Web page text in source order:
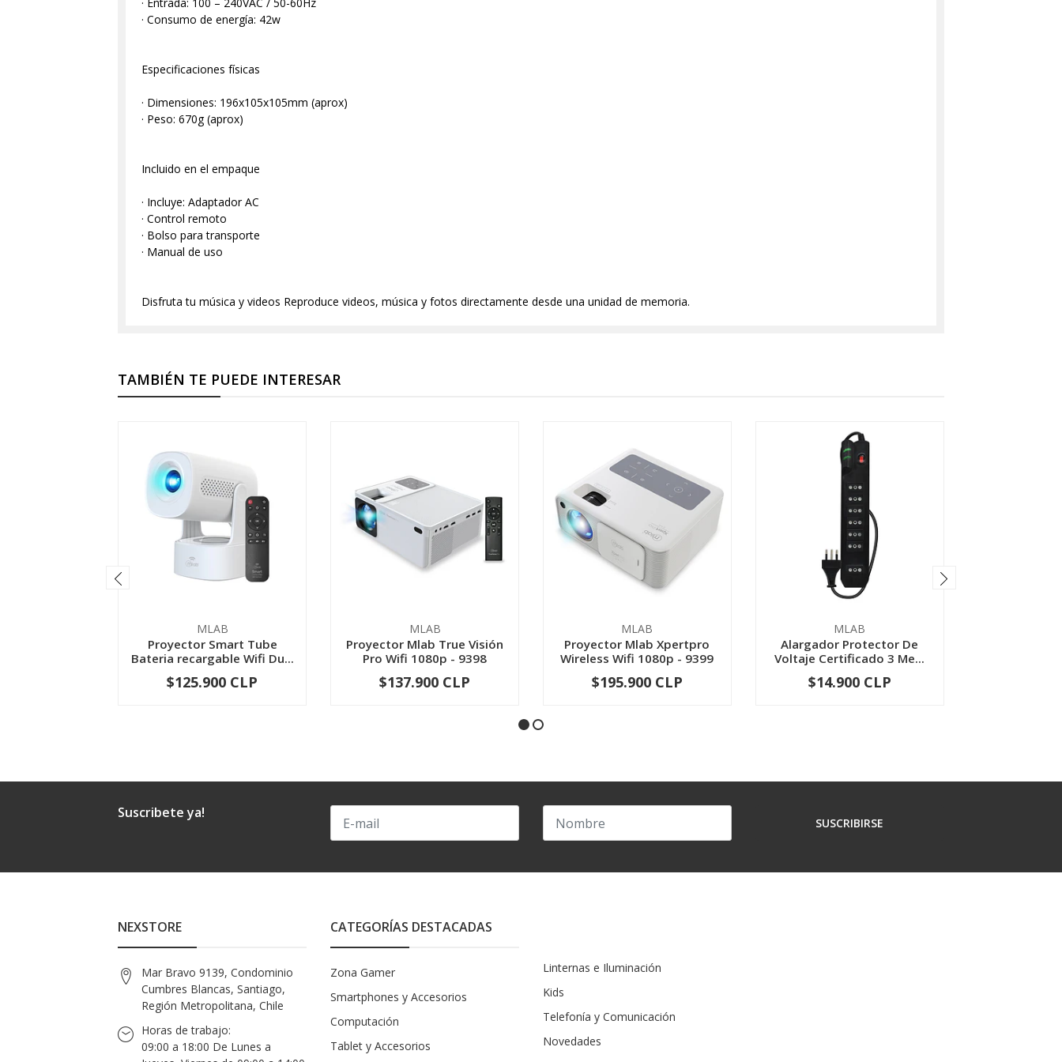
· Consumo de energía: 42w
Especificaciones físicas
· Dimensiones: 196x105x105mm (aprox)
· Peso: 670g (aprox)
Incluido en el empaque
· Incluye: Adaptador AC
· Control remoto
· Bolso para transporte
· Manual de uso
Disfruta tu música y videos Reproduce videos, música y fotos directamente desde una unidad de memoria.
TAMBIÉN TE PUEDE INTERESAR
MLAB
Proyector Smart Tube
Bateria recargable Wifi Du...
+
$125.900 CLP
MLAB
Proyector Mlab True Visión
Pro Wifi 1080p - 9398
+
$137.900 CLP
MLAB
Proyector Mlab Xpertpro
Wireless Wifi 1080p - 9399
+
$195.900 CLP
MLAB
Alargador Protector De
Voltaje Certificado 3 Me...
+
$14.900 CLP
Suscribete ya!
SUSCRIBIRSE
NEXSTORE
Mar Bravo 9139, Condominio
Cumbres Blancas, Santiago,
Región Metropolitana, Chile
Horas de trabajo:
09:00 a 18:00 De Lunes a
CATEGORÍAS DESTACADAS
Zona Gamer
Smartphones y Accesorios
Computación
Tablet y Accesorios
Linternas e Iluminación
Kids
Telefonía y Comunicación
Novedades